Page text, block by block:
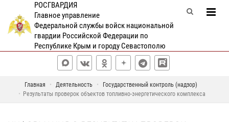
РОСГВАРДИЯ
Главное управление
Федеральной службы войск национальной
гвардии Российской Федерации по
Республике Крым и городу Севастополю
Главная Деятельность
Государственный контроль (надзор)
Результаты проверок объектов топливно-энергетического комплекса